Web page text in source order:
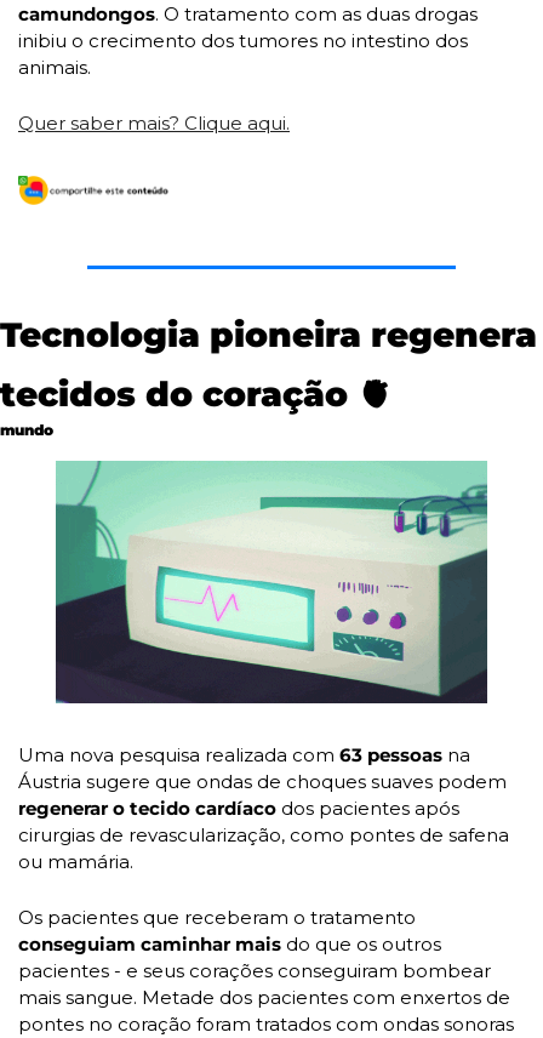
camundongos. O tratamento com as duas drogas
inibiu o crecimento dos tumores no intestino dos
animais.
Quer saber mais? Clique aqui.
Tecnologia pioneira regenera
tecidos do coração 🫀
mundo
Uma nova pesquisa realizada com 63 pessoas na
regenerar o tecido cardíaco dos pacientes após
cirurgias de revascularização, como pontes de safena
ou mamária.
Os pacientes que receberam o tratamento
conseguiam caminhar mais do que os outros
pacientes - e seus corações conseguiram bombear
mais sangue. Metade dos pacientes com enxertos de
pontes no coração foram tratados com ondas sonoras